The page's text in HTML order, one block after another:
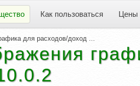
Как пользоваться Цены
для расходов/доход ...